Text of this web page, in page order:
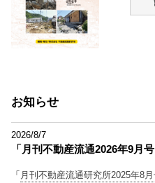
お知らせ
2026/8/7
「月刊不動産流通2026年9月
「 月刊不動産流通研究所2025年8